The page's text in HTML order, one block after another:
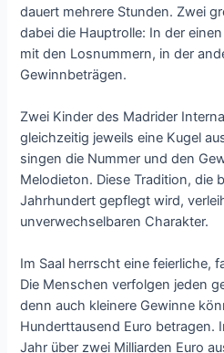
dauert mehrere Stunden. Zwei
dabei die Hauptrolle: In der
mit den Losnummern, in der
Gewinnbeträgen.
Zwei Kinder des Madrider
gleichzeitig jeweils eine Kugel
singen die Nummer und den
Melodieton. Diese Tradition, die
Jahrhundert gepflegt wird,
unverwechselbaren Charakter.
Im Saal herrscht eine feierliche,
Die Menschen verfolgen jeden
denn auch kleinere Gewinne
Hunderttausend Euro betragen.
Jahr über zwei Milliarden Euro